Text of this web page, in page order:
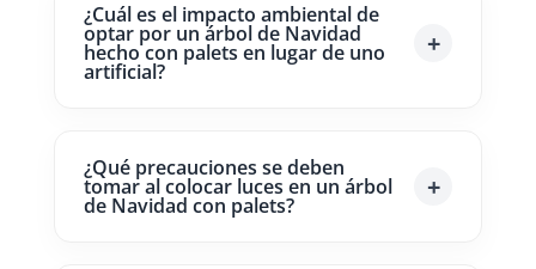
¿Cuál es el impacto ambiental de
optar por un árbol de Navidad
hecho con palets en lugar de uno
artificial?
¿Qué precauciones se deben
tomar al colocar luces en un árbol
de Navidad con palets?